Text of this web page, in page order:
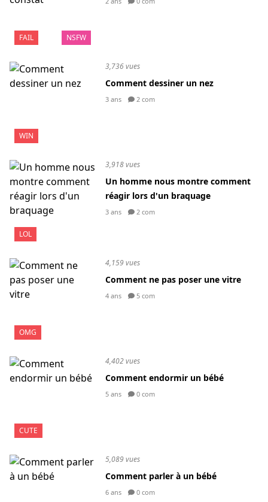
FAIL NSFW
WIN
3,736 vues
Comment dessiner un nez
3 ans 2 com
LOL
3,918 vues
Un homme nous montre comment
réagir lors d'un braquage
3 ans 2 com
OMG
4,159 vues
Comment ne pas poser une vitre
4 ans 5 com
CUTE
4,402 vues
Comment endormir un bébé
5 ans 0 com
5,089 vues
Comment parler à un bébé
6 ans 0 com